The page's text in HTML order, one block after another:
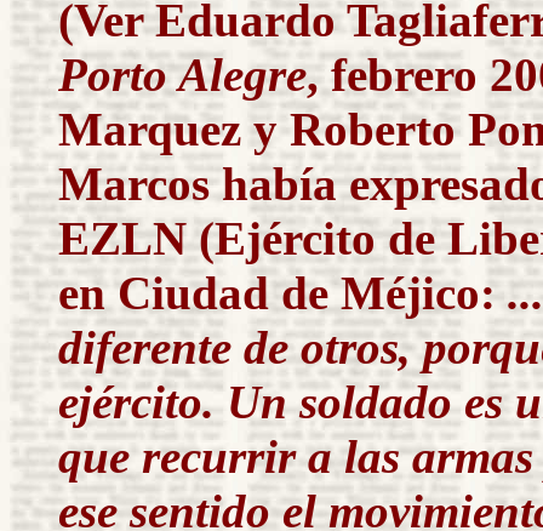
(Ver Eduardo
Porto Alegre, febrero
Marquez y Roberto
Marcos había
EZLN (Ejército de
en Ciudad de Méjico:
diferente de otros,
ejército. Un soldado es
que recurrir a las
ese sentido el